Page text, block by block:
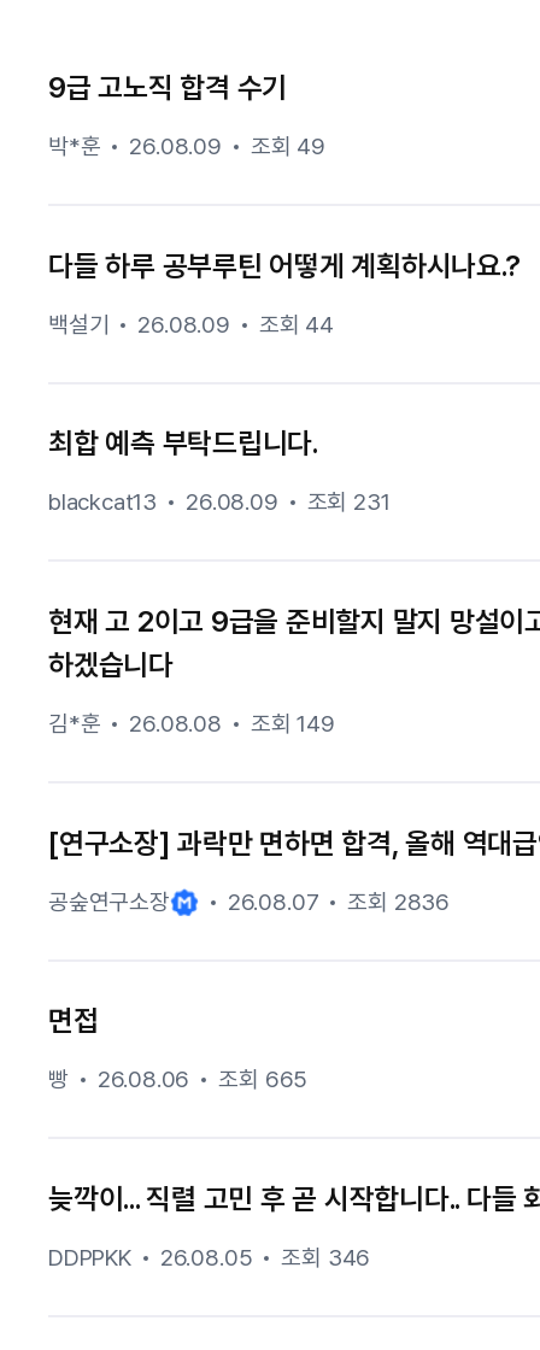
9급 고노직 합격 수기
박*훈 26.08.09 조회 49
다들 하루 공부루틴 어떻게 계획하시나요.?
백설기 26.08.09 조회 44
최합 예측 부탁드립니다.
blackcat13 26.08.09 조회 231
현재 고 2이고 9급을 준비할지 말지 망설이
하겠습니다
김*훈 26.08.08 조회 149
[연구소장] 과락만 면하면 합격, 올해 역대
공숲연구소장 26.08.07 조회 2836
면접
빵 26.08.06 조회 665
늦깍이... 직렬 고민 후 곧 시작합니다.. 다들
DDPPKK 26.08.05 조회 346